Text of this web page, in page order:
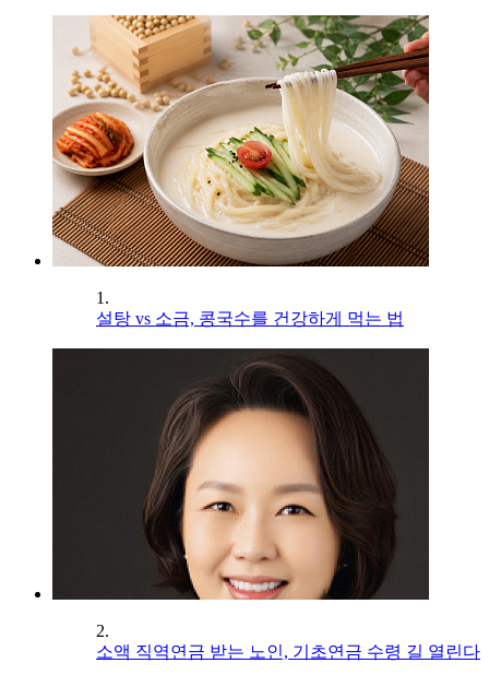
1.
설탕 vs 소금, 콩국수를 건강하게 먹는 법
2.
소액 직역연금 받는 노인, 기초연금 수령 길 열린다